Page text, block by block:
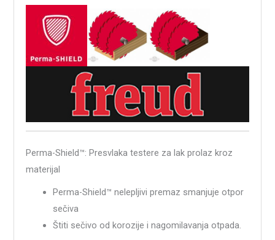
Perma-Shield™: Presvlaka testere za lak prolaz kroz
materijal
Perma-Shield™ nelepljivi premaz smanjuje otpor
sečiva
Štiti sečivo od korozije i nagomilavanja otpada.